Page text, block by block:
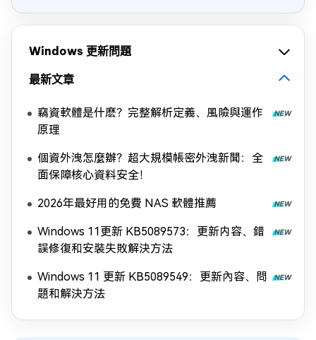
Windows 更新問題
最新文章
竊資軟體是什麽？完整解析定義、風險與運作
原理
個資外洩怎麼辦？超大規模帳密外洩新聞：全
面保障核心資料安全！
2026年最好用的免費 NAS 軟體推薦
Windows 11更新 KB5089573：更新内容、錯
誤修復和安裝失敗解決方法
Windows 11 更新 KB5089549：更新內容、問
題和解決方法